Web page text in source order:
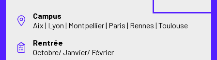
Campus
Aix | Lyon | Montpellier | Paris | Rennes | Toulouse
Rentrée
Octobre/ Janvier/ Février